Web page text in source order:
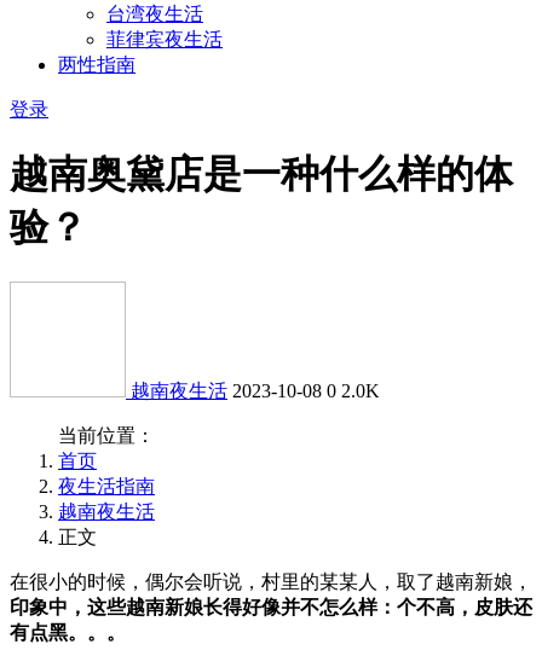
台湾夜生活
菲律宾夜生活
两性指南
登录
越南奥黛店是一种什么样的体
验？
越南夜生活 2023-10-08 0 2.0K
当前位置：
首页
夜生活指南
越南夜生活
正文
在很小的时候，偶尔会听说，村里的某某人，取了越南新娘，
印象中，这些越南新娘长得好像并不怎么样​：个不高，皮肤还
有点黑​。。。